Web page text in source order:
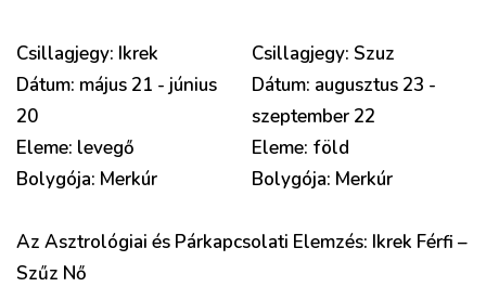
Csillagjegy: Ikrek
Dátum: május 21 - június
20
Eleme: levegő
Bolygója: Merkúr
Csillagjegy: Szuz
Dátum: augusztus 23 -
szeptember 22
Eleme: föld
Bolygója: Merkúr
Az Asztrológiai és Párkapcsolati Elemzés: Ikrek Férfi –
Szűz Nő